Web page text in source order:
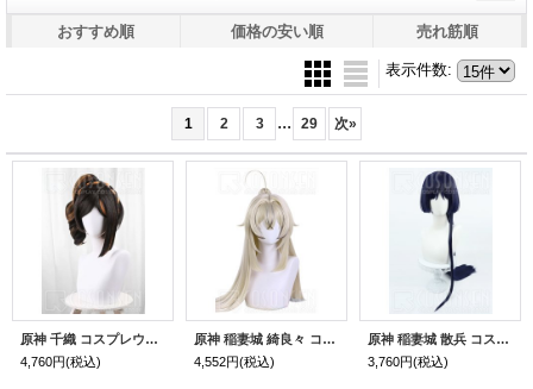
おすすめ順 価格の安い順 売れ筋順
表示件数:
1 2 3 ... 29 次»
原神 千織 コスプレウィッグ
4,760円(税込)
原神 稲妻城 綺良々 コスプレウィッグ
4,552円(税込)
原神 稲妻城 散兵 コスプレウィッグ
3,760円(税込)